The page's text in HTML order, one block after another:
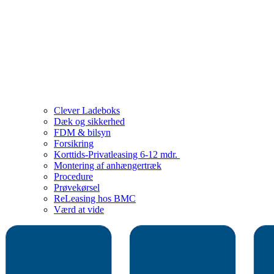
Clever Ladeboks
Dæk og sikkerhed
FDM & bilsyn
Forsikring
Korttids-Privatleasing 6-12 mdr.
Montering af anhængertræk
Procedure
Prøvekørsel
ReLeasing hos BMC
Værd at vide